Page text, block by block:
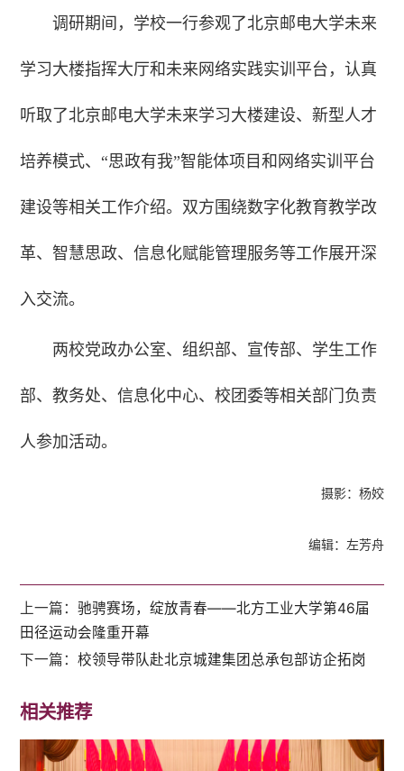
调研期间，学校一行参观了北京邮电大学未来
学习大楼指挥大厅和未来网络实践实训平台，认真
听取了北京邮电大学未来学习大楼建设、新型人才
培养模式、“思政有我”智能体项目和网络实训平台
建设等相关工作介绍。双方围绕数字化教育教学改
革、智慧思政、信息化赋能管理服务等工作展开深
入交流。
两校党政办公室、组织部、宣传部、学生工作
部、教务处、信息化中心、校团委等相关部门负责
人参加活动。
摄影：杨姣
编辑：左芳舟
上一篇：驰骋赛场，绽放青春——北方工业大学第46届
田径运动会隆重开幕
下一篇：校领导带队赴北京城建集团总承包部访企拓岗
相关推荐